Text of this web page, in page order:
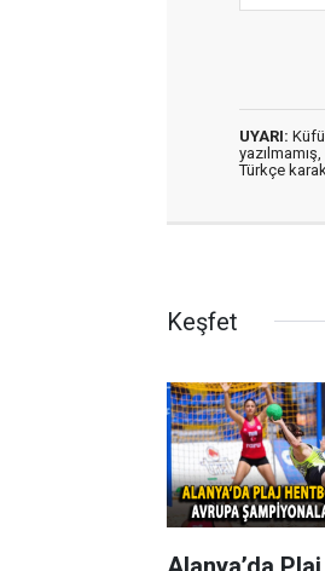
UYARI:
yazılmamış,
Türkçe
Keşfet